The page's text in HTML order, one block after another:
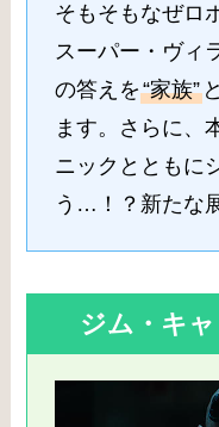
そもそもなぜロ
スーパー・ヴィ
の答えを“家族”
ます。さらに、
ニックとともに
う…！？新たな
ジム・キ